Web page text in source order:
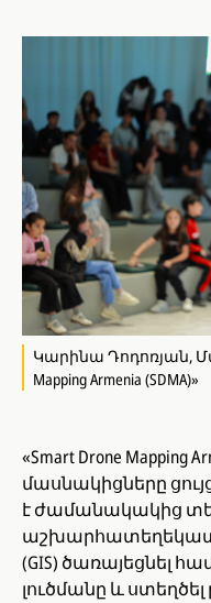
Կարինա Դոդոռյան,
Mapping Armenia (SDMA)»
«Smart Drone Mapping
մասնակիցները
է ժամանակակից
(GIS) ծառայեցնել
լուծմանը և